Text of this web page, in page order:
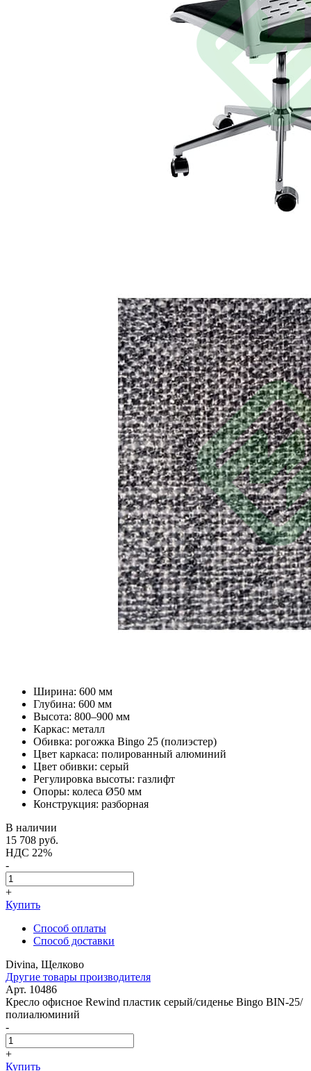
Ширина: 600 мм
Глубина: 600 мм
Высота: 800–900 мм
Каркас: металл
Обивка: рогожка Bingo 25 (полиэстер)
Цвет каркаса: полированный алюминий
Цвет обивки: серый
Регулировка высоты: газлифт
Опоры: колеса Ø50 мм
Конструкция: разборная
В наличии
15 708 руб.
НДС 22%
-
+
Купить
Способ оплаты
Способ доставки
Divina, Щелково
Другие товары производителя
Арт. 10486
Кресло офисное Rewind пластик серый/сиденье Bingo BIN-25/
полиалюминий
-
+
Купить